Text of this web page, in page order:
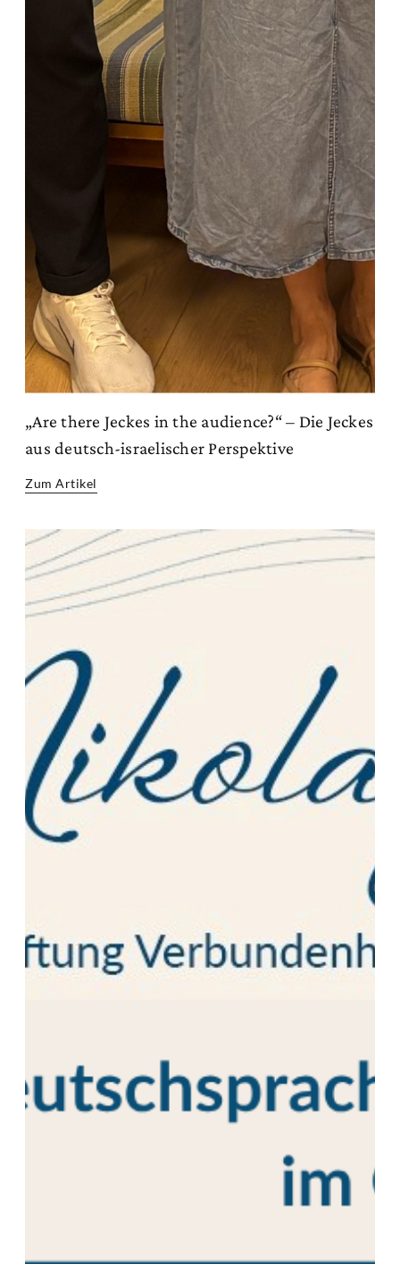
„Are there Jeckes in the audience?“ – Die Jeckes
aus deutsch-israelischer Perspektive
Zum Artikel